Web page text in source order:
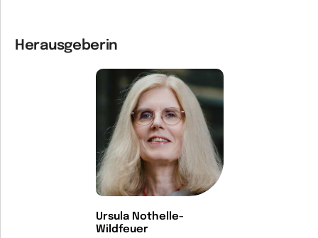
Herausgeberin
Ursula Nothelle-
Wildfeuer